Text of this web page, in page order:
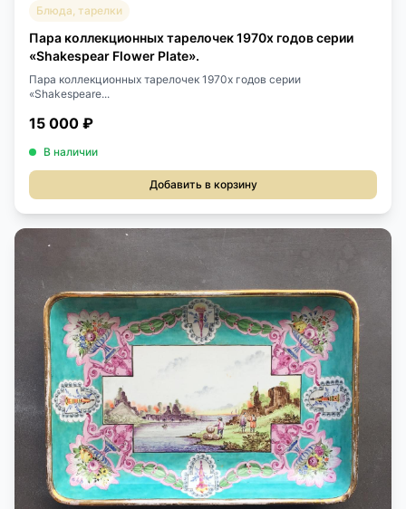
Блюда, тарелки
Пара коллекционных тарелочек 1970х годов серии
«Shakespear Flower Plate».
Пара коллекционных тарелочек 1970х годов серии
«Shakespeare...
15 000 ₽
В наличии
Добавить в корзину